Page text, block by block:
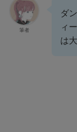
筆者
ダ
ィ
は